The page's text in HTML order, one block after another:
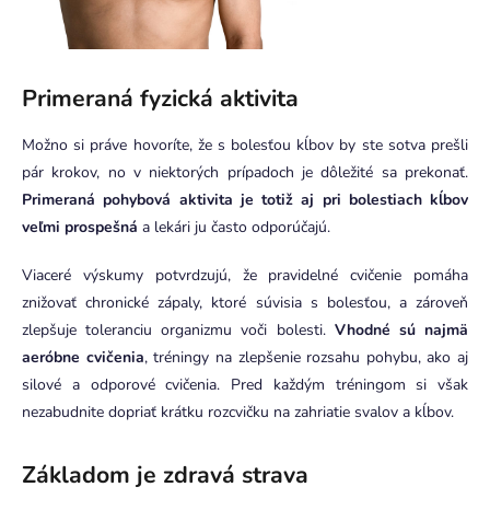
Primeraná fyzická aktivita
Možno si práve hovoríte, že s bolesťou kĺbov by ste sotva prešli
pár krokov, no v niektorých prípadoch je dôležité sa prekonať.
Primeraná pohybová aktivita je totiž aj pri bolestiach kĺbov
veľmi prospešná a lekári ju často odporúčajú.
Viaceré výskumy potvrdzujú, že pravidelné cvičenie pomáha
znižovať chronické zápaly, ktoré súvisia s bolesťou, a zároveň
zlepšuje toleranciu organizmu voči bolesti. Vhodné sú najmä
aeróbne cvičenia, tréningy na zlepšenie rozsahu pohybu, ako aj
silové a odporové cvičenia. Pred každým tréningom si však
nezabudnite dopriať krátku rozcvičku na zahriatie svalov a kĺbov.
Základom je zdravá strava